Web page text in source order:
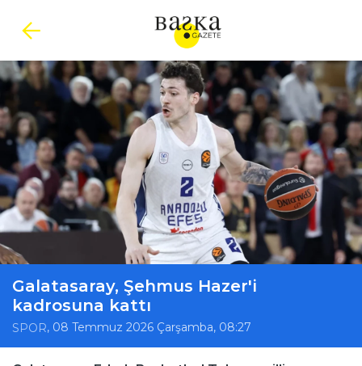
Galatasaray, Şehmus Hazer'i
kadrosuna kattı
SPOR, 08 Temmuz 2026 Çarşamba, 08:27